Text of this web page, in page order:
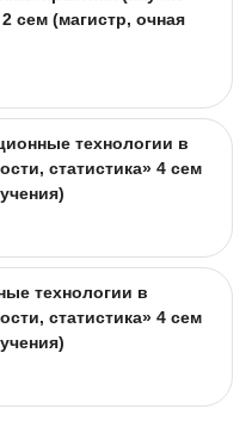
сем (магистр, очная
технологии в
статистика» 4 сем
технологии в
статистика» 4 сем